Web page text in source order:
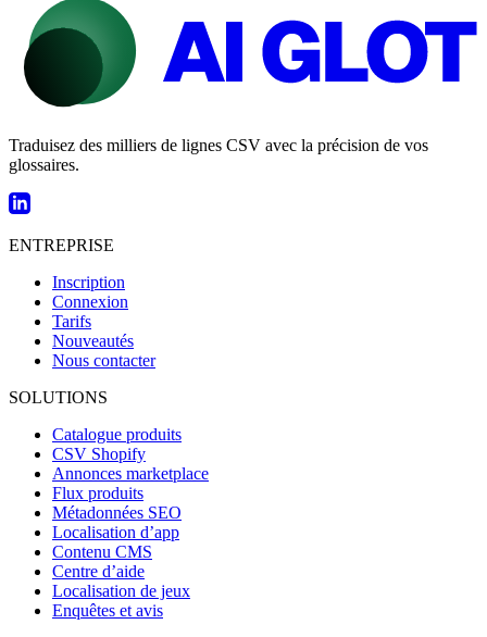
Traduisez des milliers de lignes CSV avec la précision de vos
glossaires.
ENTREPRISE
Inscription
Connexion
Tarifs
Nouveautés
Nous contacter
SOLUTIONS
Catalogue produits
CSV Shopify
Annonces marketplace
Flux produits
Métadonnées SEO
Localisation d’app
Contenu CMS
Centre d’aide
Localisation de jeux
Enquêtes et avis